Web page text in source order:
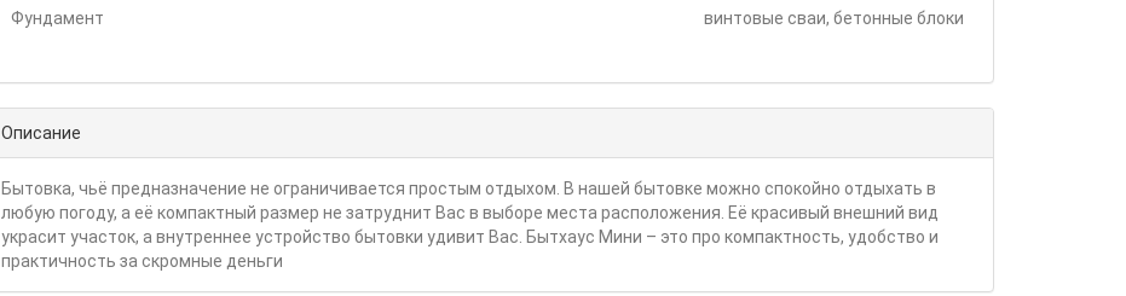
Фундамент винтовые сваи, бетонные блоки
Описание
Бытовка, чьё предназначение не ограничивается простым отдыхом. В нашей бытовке можно спокойно отдыхать в
любую погоду, а её компактный размер не затруднит Вас в выборе места расположения. Её красивый внешний вид
украсит участок, а внутреннее устройство бытовки удивит Вас. Бытхаус Мини – это про компактность, удобство и
практичность за скромные деньги